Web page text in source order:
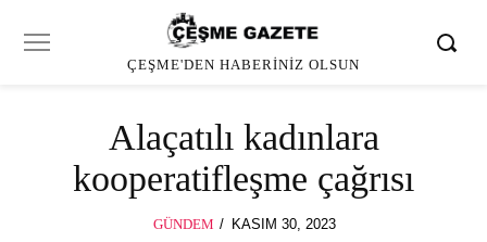
ÇEŞME'DEN HABERINIZ OLSUN
Alaçatılı kadınlara
kooperatifleşme çağrısı
GÜNDEM
POSTED
KASIM 30, 2023